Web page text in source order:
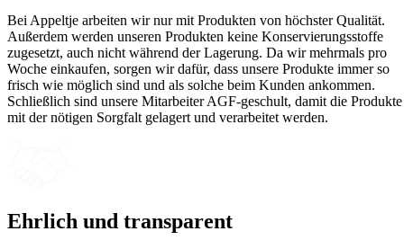
Bei Appeltje arbeiten wir nur mit Produkten von höchster Qualität.
Außerdem werden unseren Produkten keine Konservierungsstoffe
zugesetzt, auch nicht während der Lagerung. Da wir mehrmals pro
Woche einkaufen, sorgen wir dafür, dass unsere Produkte immer so
frisch wie möglich sind und als solche beim Kunden ankommen.
Schließlich sind unsere Mitarbeiter AGF-geschult, damit die Produkte
mit der nötigen Sorgfalt gelagert und verarbeitet werden.
Ehrlich und transparent